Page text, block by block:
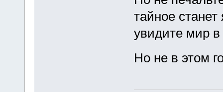
тайное
увидите мир в
Но не в этом